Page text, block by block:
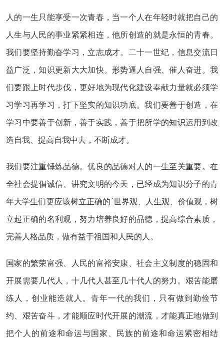
人的一生只能享受一次青春，当一个人在年轻时就把自己的
人生与人民的事业紧紧相连，他所创造的就是永恒的青春。
我们要坚持勤奋学习，立志成才。二十一世纪，信息交流日
益广泛，知识更新大大加快。形势逼人自强、催人奋进。我
们要跟上时代步伐，更好地为现代化建设奉献力量就必须学
习学习再学习，打下坚实的知识功底。我们要善于创造，在
学习中要善于创新，善于实践，善于把所学的知识运用到改
造自我、提高自我中去，不断成才。
我们要注重锤炼品德。优良的品德对人的一生至关重要。在
全社会提倡诚信、讲究文明的今天，已经成为知识分子的青
年大学生们更应该树立正确的`世界观、人生观、价值观，树
立起正确的名利观，努力培养良好的品德，提高综合素质，
完善人格品质，做有益于祖国和人民的人。
国家的繁荣富强、人民的富裕安康、社会主义制度的稳固和
开展需要几代人，十几代人甚至几十代人的努力。艰苦能磨
练人，创业能造就人。青年一代的我们，只有做到勤俭节
约、艰苦奋斗，才能顺应时代开展的潮流，才能真正地做到
把个人的前途和命运与国家、民族的前途和命运紧密相结